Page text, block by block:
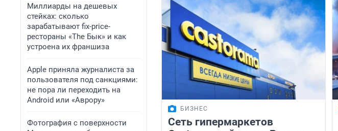
Миллиарды на дешевых
стейках: сколько
зарабатывают fix-price-
рестораны «The Бык» и как
устроена их франшиза
Apple приняла журналиста за
пользователя под санкциями:
не пора ли переходить на
Android или «Аврору»
Фотография с поверхности
БИЗНЕС
Сеть гипермаркетов